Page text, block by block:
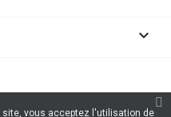

site, vous acceptez l'utilisation de